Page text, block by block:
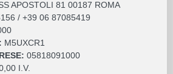
APOSTOLI 81 00187 ROMA
/ +39 06 87085419
M5UXCR1
05818091000
I.V.